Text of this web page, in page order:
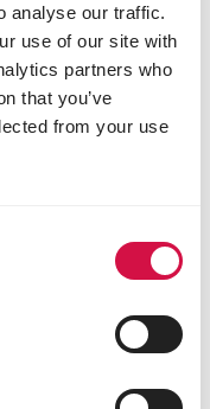
analyse our traffic.
use of our site with
partners who
that you’ve
from your use